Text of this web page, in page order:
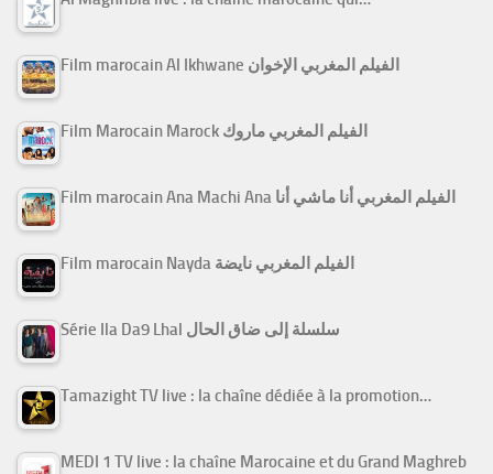
Film marocain Al Ikhwane الفيلم المغربي الإخوان
Film Marocain Marock الفيلم المغربي ماروك
Film marocain Ana Machi Ana الفيلم المغربي أنا ماشي أنا
Film marocain Nayda الفيلم المغربي نايضة
Série Ila Da9 Lhal سلسلة إلى ضاق الحال
Tamazight TV live : la chaîne dédiée à la promotion…
MEDI 1 TV live : la chaîne Marocaine et du Grand Maghreb